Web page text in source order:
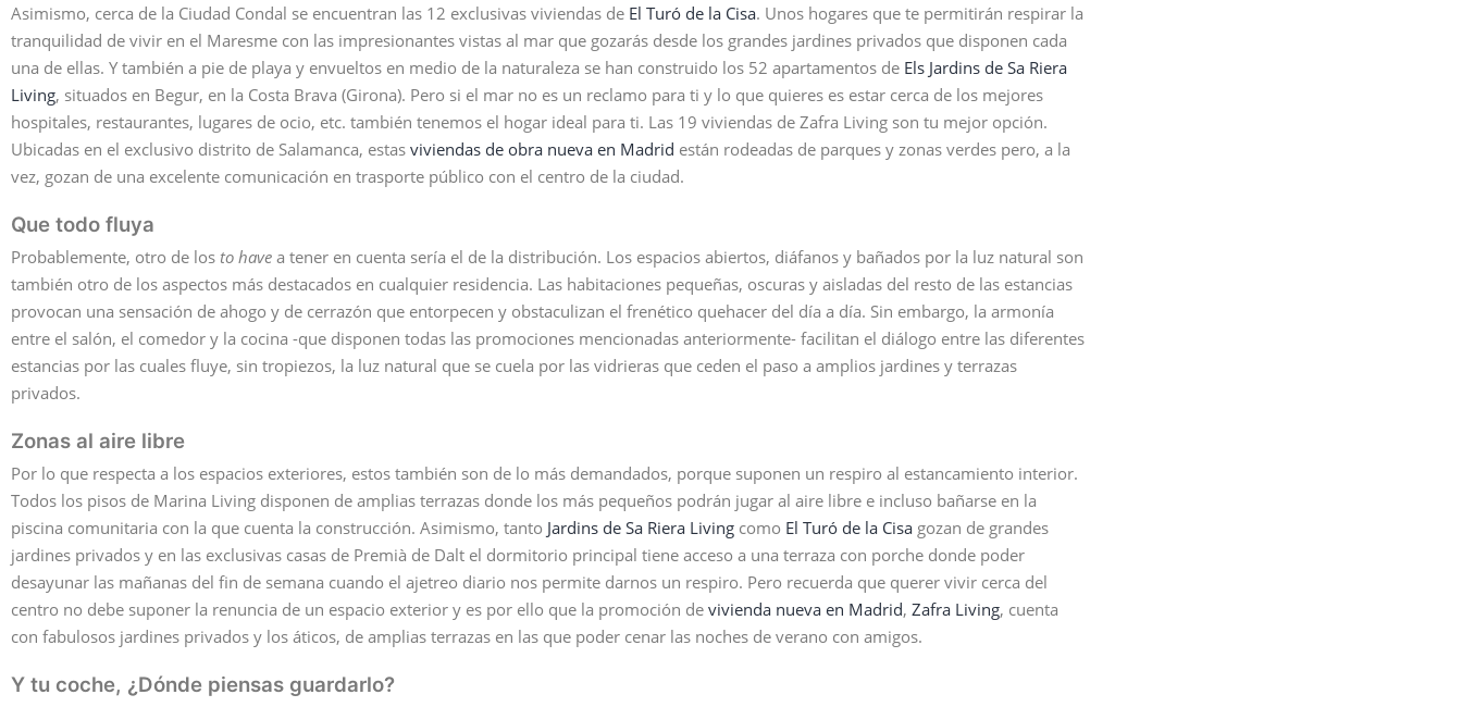
Asimismo, cerca de la Ciudad Condal se encuentran las 12 exclusivas viviendas de El Turó de la Cisa. Unos hogares que te permitirán respirar la
tranquilidad de vivir en el Maresme con las impresionantes vistas al mar que gozarás desde los grandes jardines privados que disponen cada
una de ellas. Y también a pie de playa y envueltos en medio de la naturaleza se han construido los 52 apartamentos de Els Jardins de Sa Riera
Living, situados en Begur, en la Costa Brava (Girona). Pero si el mar no es un reclamo para ti y lo que quieres es estar cerca de los mejores
hospitales, restaurantes, lugares de ocio, etc. también tenemos el hogar ideal para ti. Las 19 viviendas de Zafra Living son tu mejor opción.
Ubicadas en el exclusivo distrito de Salamanca, estas viviendas de obra nueva en Madrid están rodeadas de parques y zonas verdes pero, a la
vez, gozan de una excelente comunicación en trasporte público con el centro de la ciudad.
Que todo fluya
Probablemente, otro de los to have a tener en cuenta sería el de la distribución. Los espacios abiertos, diáfanos y bañados por la luz natural son
también otro de los aspectos más destacados en cualquier residencia. Las habitaciones pequeñas, oscuras y aisladas del resto de las estancias
provocan una sensación de ahogo y de cerrazón que entorpecen y obstaculizan el frenético quehacer del día a día. Sin embargo, la armonía
entre el salón, el comedor y la cocina -que disponen todas las promociones mencionadas anteriormente- facilitan el diálogo entre las diferentes
estancias por las cuales fluye, sin tropiezos, la luz natural que se cuela por las vidrieras que ceden el paso a amplios jardines y terrazas
privados.
Zonas al aire libre
Por lo que respecta a los espacios exteriores, estos también son de lo más demandados, porque suponen un respiro al estancamiento interior.
Todos los pisos de Marina Living disponen de amplias terrazas donde los más pequeños podrán jugar al aire libre e incluso bañarse en la
piscina comunitaria con la que cuenta la construcción. Asimismo, tanto Jardins de Sa Riera Living como El Turó de la Cisa gozan de grandes
jardines privados y en las exclusivas casas de Premià de Dalt el dormitorio principal tiene acceso a una terraza con porche donde poder
desayunar las mañanas del fin de semana cuando el ajetreo diario nos permite darnos un respiro. Pero recuerda que querer vivir cerca del
centro no debe suponer la renuncia de un espacio exterior y es por ello que la promoción de vivienda nueva en Madrid, Zafra Living, cuenta
con fabulosos jardines privados y los áticos, de amplias terrazas en las que poder cenar las noches de verano con amigos.
Y tu coche, ¿Dónde piensas guardarlo?